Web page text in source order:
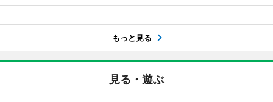
もっと見る
見る・遊ぶ